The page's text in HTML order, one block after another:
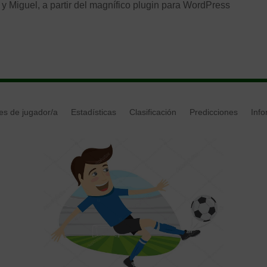
Miguel, a partir del magnífico plugin para WordPress
de jugador/a Estadísticas Clasificación Predicciones